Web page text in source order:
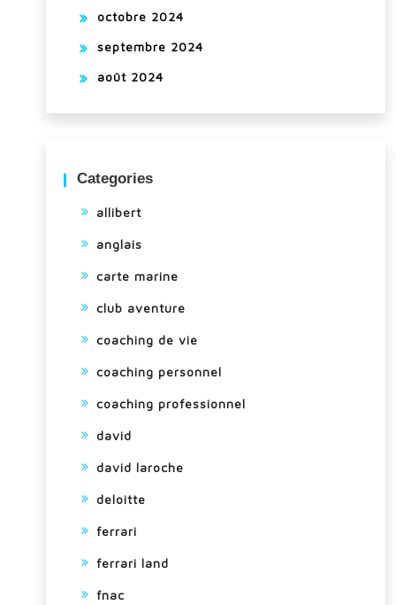
octobre 2024
septembre 2024
août 2024
Categories
allibert
anglais
carte marine
club aventure
coaching de vie
coaching personnel
coaching professionnel
david
david laroche
deloitte
ferrari
ferrari land
fnac